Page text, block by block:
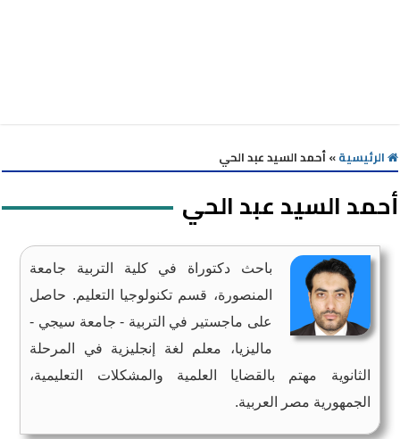
الرئيسية»أحمد السيد عبد الحي
أحمد السيد عبد الحي
باحث دكتوراة في كلية التربية جامعة
المنصورة، قسم تكنولوجيا التعليم. حاصل
على ماجستير في التربية - جامعة سيجي -
ماليزيا، معلم لغة إنجليزية في المرحلة
الثانوية مهتم بالقضايا العلمية والمشكلات التعليمية،
الجمهورية مصر العربية.